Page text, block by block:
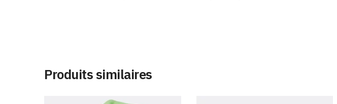
Produits similaires